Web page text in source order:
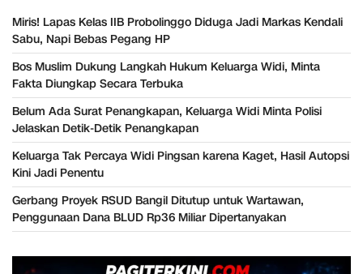
Miris! Lapas Kelas IIB Probolinggo Diduga Jadi Markas Kendali
Sabu, Napi Bebas Pegang HP
Bos Muslim Dukung Langkah Hukum Keluarga Widi, Minta
Fakta Diungkap Secara Terbuka
Belum Ada Surat Penangkapan, Keluarga Widi Minta Polisi
Jelaskan Detik-Detik Penangkapan
Keluarga Tak Percaya Widi Pingsan karena Kaget, Hasil Autopsi
Kini Jadi Penentu
Gerbang Proyek RSUD Bangil Ditutup untuk Wartawan,
Penggunaan Dana BLUD Rp36 Miliar Dipertanyakan